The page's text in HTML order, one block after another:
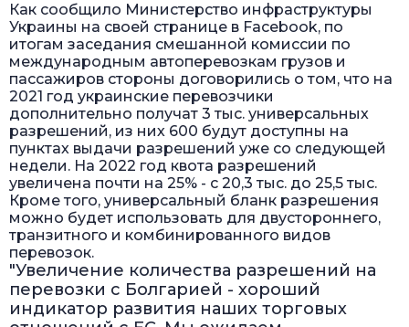
Как сообщило Министерство инфраструктуры
Украины на своей странице в Facebook, по
итогам заседания смешанной комиссии по
международным автоперевозкам грузов и
пассажиров стороны договорились о том, что на
2021 год украинские перевозчики
дополнительно получат 3 тыс. универсальных
разрешений, из них 600 будут доступны на
пунктах выдачи разрешений уже со следующей
недели. На 2022 год квота разрешений
увеличена почти на 25% - с 20,3 тыс. до 25,5 тыс.
Кроме того, универсальный бланк разрешения
можно будет использовать для двустороннего,
транзитного и комбинированного видов
перевозок.
"Увеличение количества разрешений на
перевозки с Болгарией - хороший
индикатор развития наших торговых